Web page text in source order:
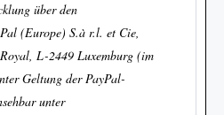
über den
(Europe) S.à r.l. et Cie,
L-2449 Luxemburg (im
Geltung der PayPal-
unter